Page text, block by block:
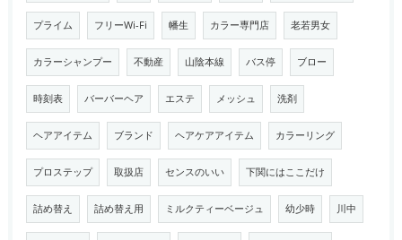
プライム フリーWi-Fi 幡生 カラー専門店 老若男女
カラーシャンプー 不動産 山陰本線 バス停 ブロー
時刻表 バーバーヘア エステ メッシュ 洗剤
ヘアアイテム ブランド ヘアケアアイテム カラーリング
プロステップ 取扱店 センスのいい 下関にはここだけ
詰め替え 詰め替え用 ミルクティーベージュ 幼少時 川中